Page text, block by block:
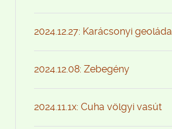
2024.12.27: Karácsonyi geoláda
2024.12.08: Zebegény
2024.11.1x: Cuha völgyi vasút